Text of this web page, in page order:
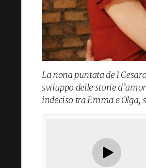
La nona puntata de I
sviluppo delle storie
indeciso tra Emma e Olga,